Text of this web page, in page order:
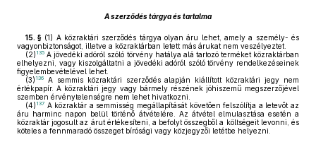
A szerződés tárgya és tartalma
15. § (1) A közraktári szerződés tárgya olyan áru lehet, amely a személy- és
vagyonbiztonságot, illetve a közraktárban letett más árukat nem veszélyeztet.
(2) 135 A jövedéki adóról szóló törvény hatálya alá tartozó terméket közraktárban
elhelyezni, vagy kiszolgáltatni a jövedéki adóról szóló törvény rendelkezéseinek
figyelembevételével lehet.
(3) 136
A semmis közraktári szerződés alapján kiállított közraktári jegy nem
értékpapír. A közraktári jegy vagy bármely részének jóhiszemű megszerzőjével
szemben érvénytelenségre nem lehet hivatkozni.
(4) 137 A közraktár a semmisség megállapítását követően felszólítja a letevőt az
áru harminc napon belül történő átvételére. Az átvétel elmulasztása esetén a
közraktár jogosult az árut értékesíteni, a befolyt összegből a költségeit levonni, és
köteles a fennmaradó összeget bírósági vagy közjegyzői letétbe helyezni.